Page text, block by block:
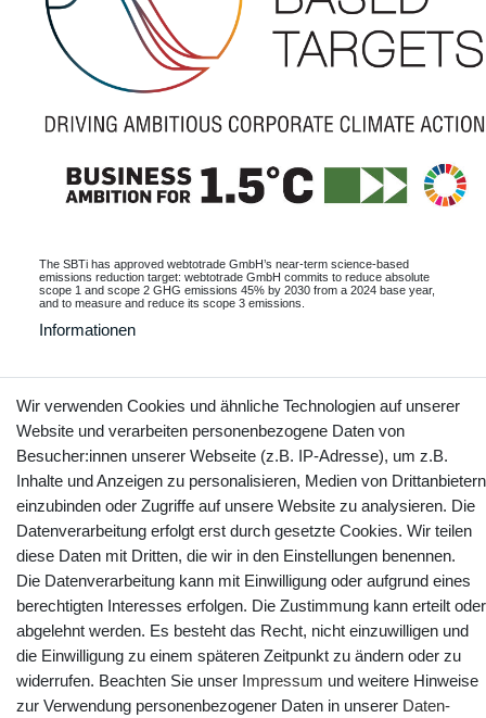
The SBTi has approved webtotrade GmbH’s near-term science-based
emissions reduction target: webtotrade GmbH commits to reduce absolute
scope 1 and scope 2 GHG emissions 45% by 2030 from a 2024 base year,
and to measure and reduce its scope 3 emissions.
Informationen
Vertrag widerrufen Kontakt
YouTube Facebook Instagram
Wir verwenden Cookies und ähnliche Technologien auf unserer
Website und verarbeiten personenbezogene Daten von
Besucher:innen unserer Webseite (z.B. IP-Adresse), um z.B.
Inhalte und Anzeigen zu personalisieren, Medien von Drittanbietern
einzubinden oder Zugriffe auf unsere Website zu analysieren. Die
Datenverarbeitung erfolgt erst durch gesetzte Cookies. Wir teilen
diese Daten mit Dritten, die wir in den Einstellungen benennen.
Die Datenverarbeitung kann mit Einwilligung oder aufgrund eines
berechtigten Interesses erfolgen. Die Zustimmung kann erteilt oder
abgelehnt werden. Es besteht das Recht, nicht einzuwilligen und
die Einwilligung zu einem späteren Zeitpunkt zu ändern oder zu
widerrufen. Beachten Sie unser Impressum und weitere Hinweise
zur Verwendung personenbezogener Daten in unserer Daten­